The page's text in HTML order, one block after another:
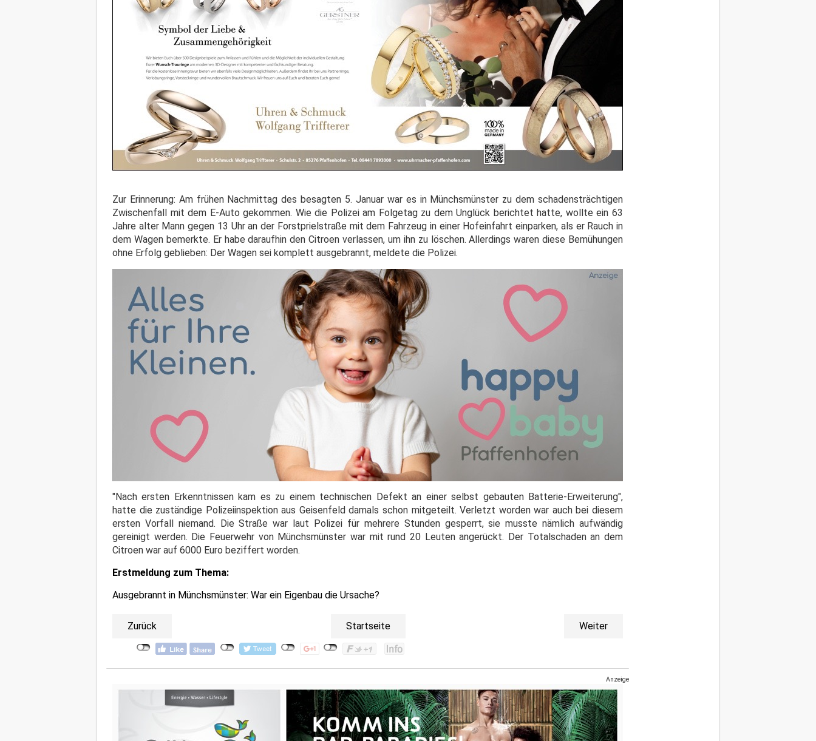
Zur Erinnerung: Am frühen Nachmittag des besagten 5. Januar war es in Münchsmünster zu dem schadensträchtigen
Zwischenfall mit dem E-Auto gekommen. Wie die Polizei am Folgetag zu dem Unglück berichtet hatte, wollte ein 63
Jahre alter Mann gegen 13 Uhr an der Forstprielstraße mit dem Fahrzeug in einer Hofeinfahrt einparken, als er Rauch in
dem Wagen bemerkte. Er habe daraufhin den Citroen verlassen, um ihn zu löschen. Allerdings waren diese Bemühungen
ohne Erfolg geblieben: Der Wagen sei komplett ausgebrannt, meldete die Polizei.
"Nach ersten Erkenntnissen kam es zu einem technischen Defekt an einer selbst gebauten Batterie-Erweiterung",
hatte die zuständige Polizeiinspektion aus Geisenfeld damals schon mitgeteilt. Verletzt worden war auch bei diesem
ersten Vorfall niemand. Die Straße war laut Polizei für mehrere Stunden gesperrt, sie musste nämlich aufwändig
gereinigt werden. Die Feuerwehr von Münchsmünster war mit rund 20 Leuten angerückt. Der Totalschaden an dem
Citroen war auf 6000 Euro beziffert worden.
Erstmeldung zum Thema:
Ausgebrannt in Münchsmünster: War ein Eigenbau die Ursache?
Zurück Startseite Weiter
Anzeige